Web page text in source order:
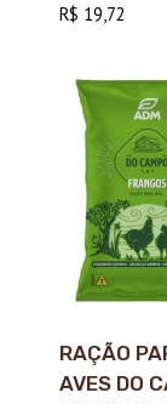
R$ 19,72
RAÇÃO
AVES DO